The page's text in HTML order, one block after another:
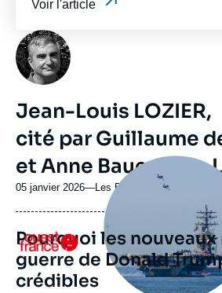
Voir l'article
Photo
Jean-Louis LOZIER,
cité par Guillaume
et Anne Bauer dans
05 janvier 2026—Nom
journal,
revue
émission
Les Echos
Logo
Image
principale
médiatique
Pourquoi les nouveaux
guerre de Donald
crédibles